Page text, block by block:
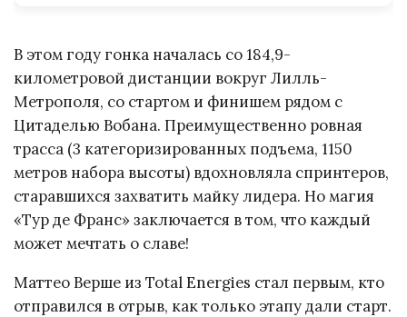
В этом году гонка началась со 184,9-
километровой дистанции вокруг Лилль-
Метрополя, со стартом и финишем рядом с
Цитаделью Вобана. Преимущественно ровная
трасса (3 категоризированных подъема, 1150
метров набора высоты) вдохновляла спринтеров,
старавшихся захватить майку лидера. Но магия
«Тур де Франс» заключается в том, что каждый
может мечтать о славе!
Маттео Верше из Total Energies стал первым, кто
отправился в отрыв, как только этапу дали старт.